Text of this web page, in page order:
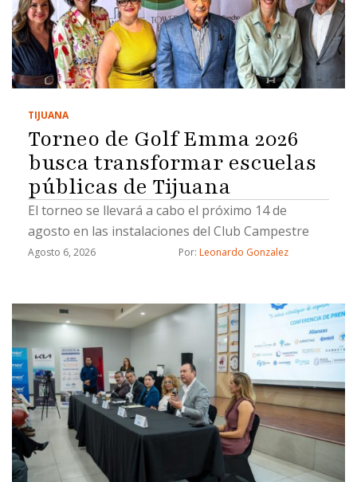
TIJUANA
Torneo de Golf Emma 2026
busca transformar escuelas
públicas de Tijuana
El torneo se llevará a cabo el próximo 14 de
agosto en las instalaciones del Club Campestre
Agosto 6, 2026 Por: Leonardo Gonzalez